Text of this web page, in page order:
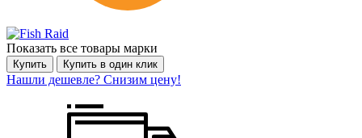
Показать все товары марки
Купить Купить в один клик
Нашли дешевле? Снизим цену!